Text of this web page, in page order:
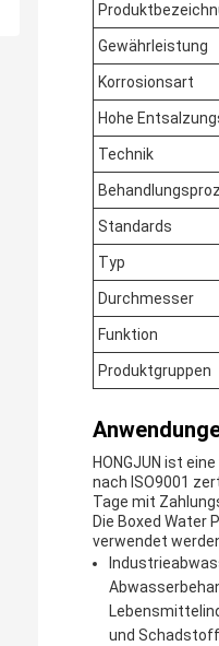
Gewährleistung
Korrosionsart
Hohe
Technik
Standards
Typ
Durchmesser
Funktion
Produktgruppen
HONGJUN ist
nach ISO9001
Tage mit
Die Boxed Water
verwendet
und